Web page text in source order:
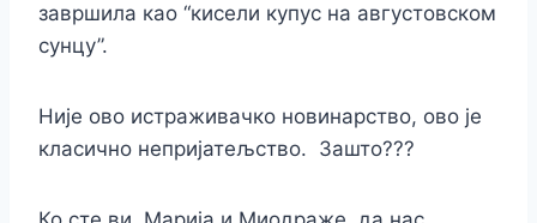
завршила као “кисели купус на августовском
сунцу”.
Није ово истраживачко новинарство, ово је
класично непријатељство. Зашто???